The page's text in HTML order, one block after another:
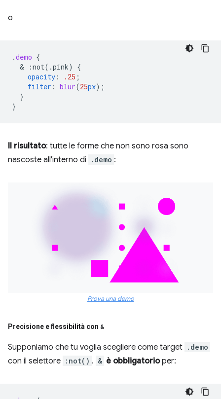
o
.demo {
  &
:not(.pink)
{
opacity : .25 ;
filter : blur(25px);
}
}
Il risultato: tutte le forme che non sono rosa sono
nascoste all'interno di
.demo :
Prova una demo
Precisione e flessibilità con &
Supponiamo che tu voglia scegliere come target .demo
con il selettore :not() . & è obbligatorioper: